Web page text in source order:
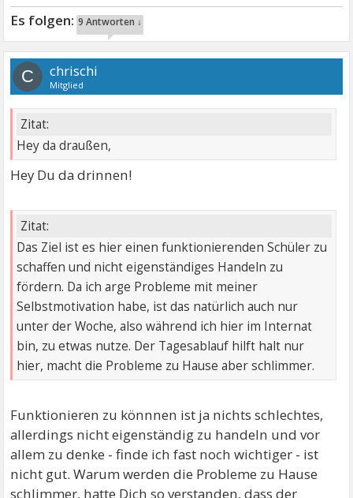
9 Antworten ↓
C chrischi
Mitglied
Zitat:
Hey da draußen,
Hey Du da drinnen!
Zitat:
Das Ziel ist es hier einen funktionierenden Schüler zu
schaffen und nicht eigenständiges Handeln zu
fördern. Da ich arge Probleme mit meiner
Selbstmotivation habe, ist das natürlich auch nur
unter der Woche, also während ich hier im Internat
bin, zu etwas nutze. Der Tagesablauf hilft halt nur
hier, macht die Probleme zu Hause aber schlimmer.
Funktionieren zu könnnen ist ja nichts schlechtes,
allerdings nicht eigenständig zu handeln und vor
allem zu denke - finde ich fast noch wichtiger - ist
nicht gut. Warum werden die Probleme zu Hause
schlimmer, hatte Dich so verstanden, dass der